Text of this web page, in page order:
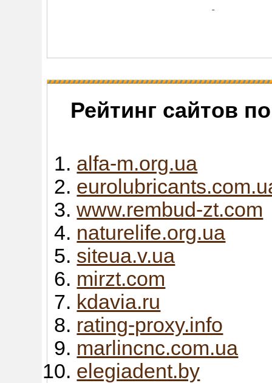
Рейтинг сайтов
alfa-m.org.ua
www.rembud-zt.com
naturelife.org.ua
siteua.v.ua
mirzt.com
kdavia.ru
rating-proxy.info
marlincnc.com.ua
elegiadent.by